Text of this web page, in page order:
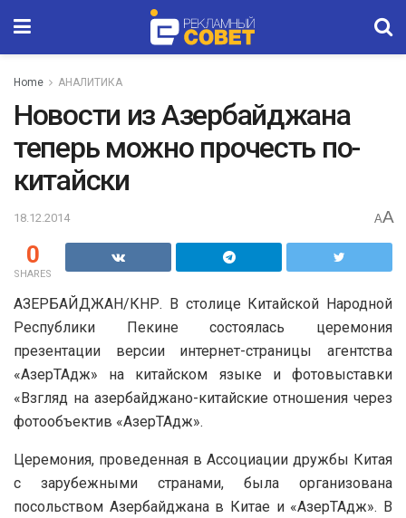
Home АНАЛИТИКА
Новости из Азербайджана
теперь можно прочесть по-
китайски
18.12.2014 AA
0
SHARES
АЗЕРБАЙДЖАН/КНР. В столице Китайской Народной
Республики Пекине состоялась церемония
презентации версии интернет-страницы агентства
«АзерТАдж» на китайском языке и фотовыставки
«Взгляд на азербайджано-китайские отношения через
фотообъектив «АзерТАдж».
Церемония, проведенная в Ассоциации дружбы Китая
с зарубежными странами, была организована
посольством Азербайджана в Китае и «АзерТАдж». В